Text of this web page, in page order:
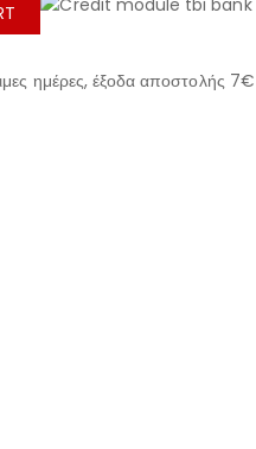
ημέρες, έξοδα αποστολής